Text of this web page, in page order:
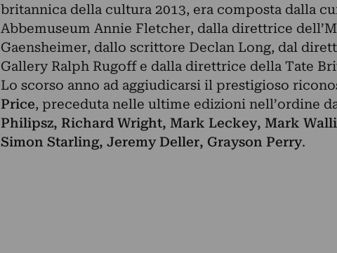
britannica della cultura 2013, era composta dalla
Abbemuseum Annie Fletcher, dalla direttrice
Gaensheimer, dallo scrittore Declan Long, dal
Gallery Ralph Rugoff e dalla direttrice della Tate
Lo scorso anno ad aggiudicarsi il prestigioso
Price, preceduta nelle ultime edizioni nell’ordine
Philipsz, Richard Wright, Mark Leckey, Mark
Simon Starling, Jeremy Deller, Grayson Perry.